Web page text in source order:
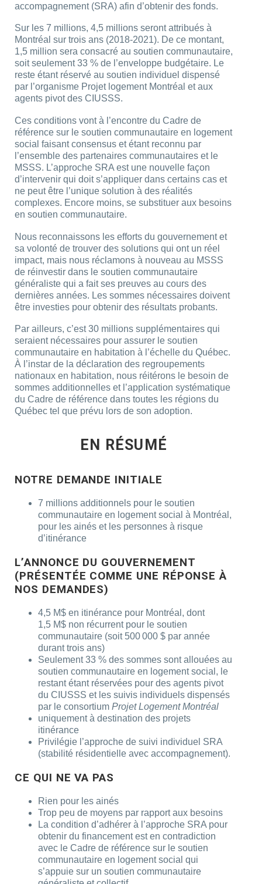
accompagnement (SRA) afin d’obtenir des fonds.
Sur les 7 millions, 4,5 millions seront attribués à
Montréal sur trois ans (2018-2021). De ce montant,
1,5 million sera consacré au soutien communautaire,
soit seulement 33 % de l’enveloppe budgétaire. Le
reste étant réservé au soutien individuel dispensé
par l’organisme Projet logement Montréal et aux
agents pivot des CIUSSS.
Ces conditions vont à l’encontre du Cadre de
référence sur le soutien communautaire en logement
social faisant consensus et étant reconnu par
l’ensemble des partenaires communautaires et le
MSSS. L’approche SRA est une nouvelle façon
d’intervenir qui doit s’appliquer dans certains cas et
ne peut être l’unique solution à des réalités
complexes. Encore moins, se substituer aux besoins
en soutien communautaire.
Nous reconnaissons les efforts du gouvernement et
sa volonté de trouver des solutions qui ont un réel
impact, mais nous réclamons à nouveau au MSSS
de réinvestir dans le soutien communautaire
généraliste qui a fait ses preuves au cours des
dernières années. Les sommes nécessaires doivent
être investies pour obtenir des résultats probants.
Par ailleurs, c’est 30 millions supplémentaires qui
seraient nécessaires pour assurer le soutien
communautaire en habitation à l’échelle du Québec.
À l’instar de la déclaration des regroupements
nationaux en habitation, nous réitérons le besoin de
sommes additionnelles et l’application systématique
du Cadre de référence dans toutes les régions du
Québec tel que prévu lors de son adoption.
EN RÉSUMÉ
NOTRE DEMANDE INITIALE
7 millions additionnels pour le soutien
communautaire en logement social à Montréal,
pour les ainés et les personnes à risque
d’itinérance
L’ANNONCE DU GOUVERNEMENT
(PRÉSENTÉE COMME UNE RÉPONSE À
NOS DEMANDES)
4,5 M$ en itinérance pour Montréal, dont
1,5 M$ non récurrent pour le soutien
communautaire (soit 500 000 $ par année
durant trois ans)
Seulement 33 % des sommes sont allouées au
soutien communautaire en logement social, le
restant étant réservées pour des agents pivot
du CIUSSS et les suivis individuels dispensés
par le consortium Projet Logement Montréal
uniquement à destination des projets
itinérance
Privilégie l’approche de suivi individuel SRA
(stabilité résidentielle avec accompagnement).
CE QUI NE VA PAS
Rien pour les ainés
Trop peu de moyens par rapport aux besoins
La condition d’adhérer à l’approche SRA pour
obtenir du financement est en contradiction
avec le Cadre de référence sur le soutien
communautaire en logement social qui
s’appuie sur un soutien communautaire